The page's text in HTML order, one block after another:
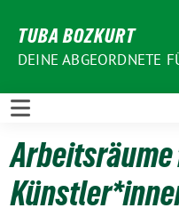
zum
Inhalt
TUBA BOZKURT
DEINE ABGEORDNETE